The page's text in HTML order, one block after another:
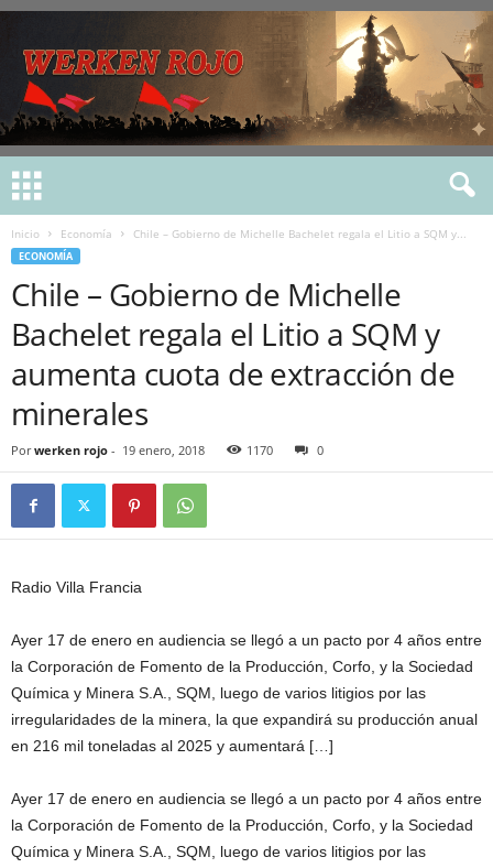
Inicio Economía Chile – Gobierno de Michelle Bachelet regala el Litio a SQM y...
ECONOMÍA
Chile – Gobierno de Michelle
Bachelet regala el Litio a SQM y
aumenta cuota de extracción de
minerales
Por werken rojo - 19 enero, 2018 1170 0
Radio Villa Francia
Ayer 17 de enero en audiencia se llegó a un pacto por 4 años entre
la Corporación de Fomento de la Producción, Corfo, y la Sociedad
Química y Minera S.A., SQM, luego de varios litigios por las
irregularidades de la minera, la que expandirá su producción anual
en 216 mil toneladas al 2025 y aumentará […]
Ayer 17 de enero en audiencia se llegó a un pacto por 4 años entre
la Corporación de Fomento de la Producción, Corfo, y la Sociedad
Química y Minera S.A., SQM, luego de varios litigios por las